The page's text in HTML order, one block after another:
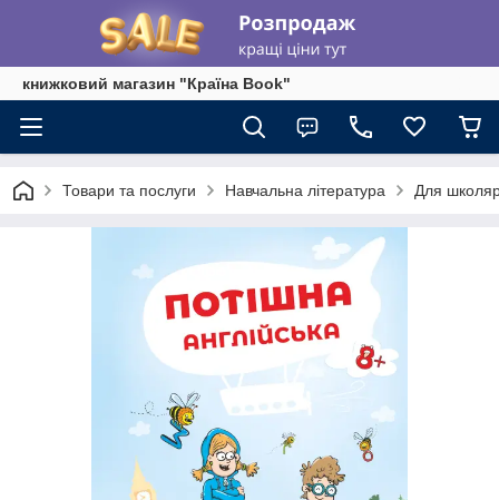
книжковий магазин "Країна Book"
Товари та послуги Навчальна література Для